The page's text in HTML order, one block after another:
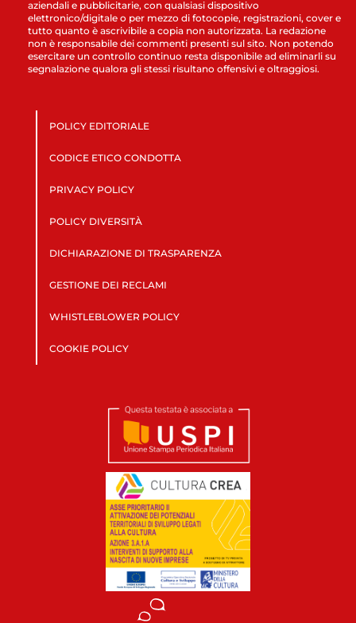
aziendali e pubblicitarie, con qualsiasi dispositivo
elettronico/digitale o per mezzo di fotocopie, registrazioni, cover e
tutto quanto è ascrivibile a copia non autorizzata. La redazione
non è responsabile dei commenti presenti sul sito. Non potendo
esercitare un controllo continuo resta disponibile ad eliminarli su
segnalazione qualora gli stessi risultano offensivi e oltraggiosi.
POLICY EDITORIALE
CODICE ETICO CONDOTTA
PRIVACY POLICY
POLICY DIVERSITÀ
DICHIARAZIONE DI TRASPARENZA
GESTIONE DEI RECLAMI
WHISTLEBLOWER POLICY
COOKIE POLICY